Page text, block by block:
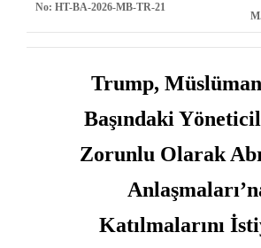
No: HT-BA-2026-MB-TR-21
Trump,
Başındaki
Zorunlu Olarak
Katılmalarını